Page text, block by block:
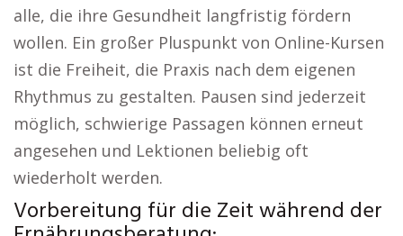
alle, die ihre Gesundheit langfristig fördern
wollen. Ein großer Pluspunkt von Online-Kursen
ist die Freiheit, die Praxis nach dem eigenen
Rhythmus zu gestalten. Pausen sind jederzeit
möglich, schwierige Passagen können erneut
angesehen und Lektionen beliebig oft
wiederholt werden.
Vorbereitung für die Zeit während der